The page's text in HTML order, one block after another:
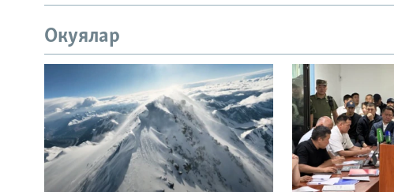
Окуялар